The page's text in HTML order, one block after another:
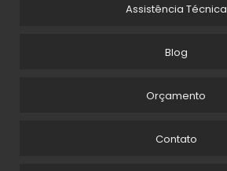
Assistência Técnica
Blog
Orçamento
Contato